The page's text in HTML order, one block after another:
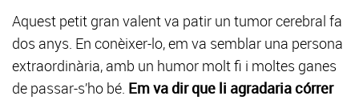
Aquest petit gran valent va patir un tumor cerebral fa
dos anys. En conèixer-lo, em va semblar una persona
extraordinària, amb un humor molt fi i moltes ganes
de passar-s’ho bé. Em va dir que li agradaria córrer